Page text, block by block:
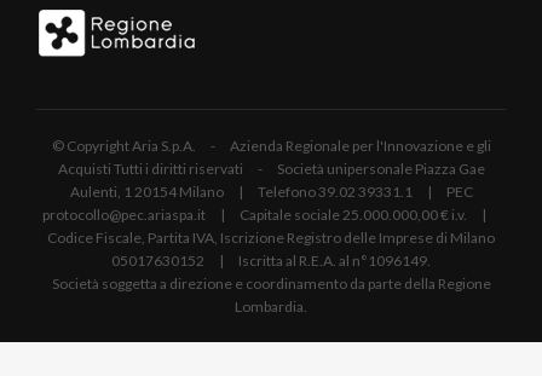
© Copyright Aria S.p.A. - Azienda Regionale per l'Innovazione e gli
Acquisti Tutti i diritti riservati - Società unipersonale Piazza Gae
Aulenti, 1 20154 Milano | Telefono 39.02 39331.1 | PEC
protocollo@pec.ariaspa.it | Capitale sociale 25.000.000,00 € i.v. |
Codice Fiscale, Partita IVA, Iscrizione Registro delle Imprese di Milano
05017630152 | Iscritta al R.E.A. al n°1096149.
Società soggetta a direzione e coordinamento da parte della Regione
Lombardia.